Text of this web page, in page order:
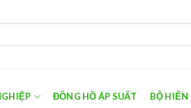
ĐỒNG HỒ ÁP SUẤT BỘ